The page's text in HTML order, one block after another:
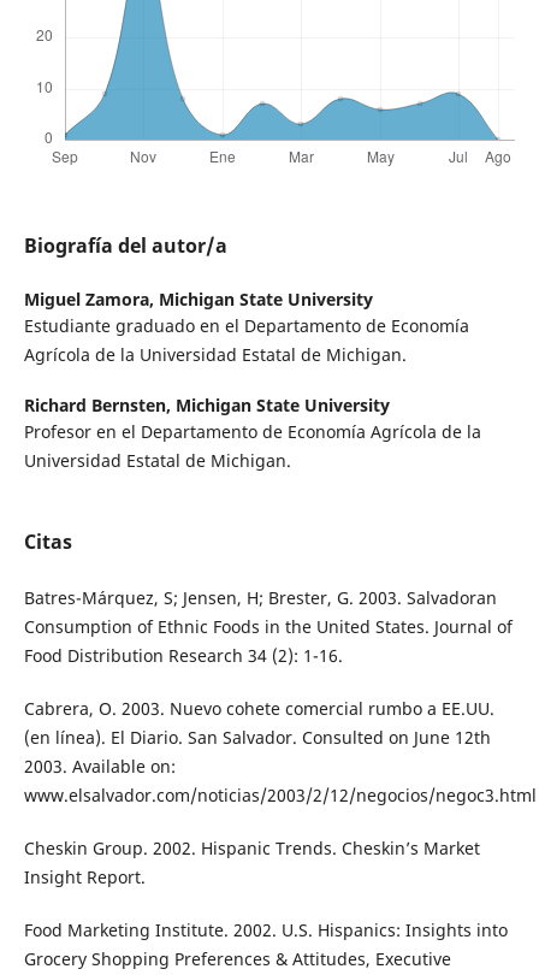
Biografía del autor/a
Miguel Zamora, Michigan State University
Estudiante graduado en el Departamento de Economía
Agrícola de la Universidad Estatal de Michigan.
Richard Bernsten, Michigan State University
Profesor en el Departamento de Economía Agrícola de la
Universidad Estatal de Michigan.
Citas
Batres-Márquez, S; Jensen, H; Brester, G. 2003. Salvadoran
Consumption of Ethnic Foods in the United States. Journal of
Food Distribution Research 34 (2): 1-16.
Cabrera, O. 2003. Nuevo cohete comercial rumbo a EE.UU.
(en línea). El Diario. San Salvador. Consulted on June 12th
2003. Available on:
www.elsalvador.com/noticias/2003/2/12/negocios/negoc3.html
Cheskin Group. 2002. Hispanic Trends. Cheskin’s Market
Insight Report.
Food Marketing Institute. 2002. U.S. Hispanics: Insights into
Grocery Shopping Preferences & Attitudes, Executive